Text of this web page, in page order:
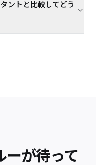
ントと比較してどう
ーが待って